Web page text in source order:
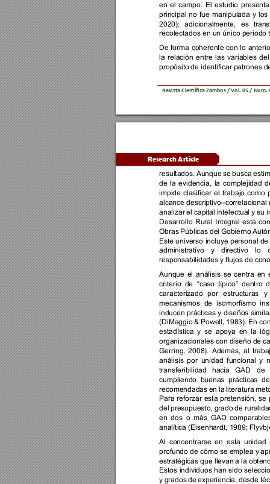
Revista Científica Zambos / Vol. 05 / Num.
en el campo. El estudio
principal no fue manipulada y los
2020);
adicionalmente, es
recolectados en un único periodo
De forma coherente con lo
la relación entre las variables
propósito de identificar patrones
Research Article
resultados. Aunque se busca
de la evidencia, la complejidad
impide clasificar el trabajo como
alcance descriptivo–correlacional
analizar el capital intelectual y su
Desarrollo Rural Integral está
Obras Públicas del Gobierno
Este universo incluye personal de
administrativo
y directivo lo
responsabilidades y flujos de
Aunque el análisis se centra en
criterio de “caso típico” dentro
caracterizado por estructuras
y
mecanismos de isomorfismo
inducen prácticas y diseños
(DiMaggio & Powell, 1983). En
estadística y se apoya en la
organizacionales con diseño de
Gerring, 2008). Además, al
análisis por unidad funcional y
transferibilidad
hacia GAD
de
cumpliendo buenas prácticas
recomendadas en la literatura
Para reforzar esta pretensión, se
del presupuesto, grado de
en dos o más GAD
analítica (Eisenhardt, 1989;
Al concentrarse en esta unidad
profundo de cómo se emplea y
estratégicas que llevan a la
Estos individuos han sido
y grados de experiencia, desde